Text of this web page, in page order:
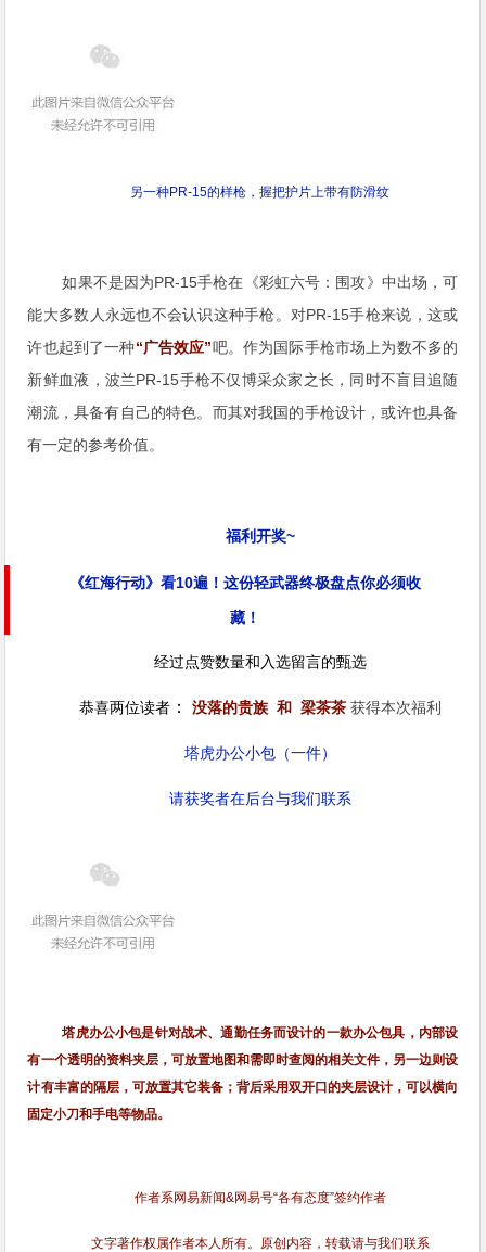
另一种PR-15的样枪，握把护片上带有防滑纹
如果不是因为PR-15手枪在《彩虹六号：围攻》中出场，可
能大多数人永远也不会认识这种手枪。对PR-15手枪来说，这或
许也起到了一种“广告效应”吧。作为国际手枪市场上为数不多的
新鲜血液，波兰PR-15手枪不仅博采众家之长，同时不盲目追随
潮流，具备有自己的特色。而其对我国的手枪设计，或许也具备
有一定的参考价值。
福利开奖~
《红海行动》看10遍！这份轻武器终极盘点你必须收
藏！
经过点赞数量和入选留言的甄选
恭喜两位读者： 没落的贵族 和 梁茶茶 获得本次福利
塔虎办公小包（一件）
请获奖者在后台与我们联系
塔虎办公小包是针对战术、通勤任务而设计的一款办公包具，内部设
有一个透明的资料夹层，可放置地图和需即时查阅的相关文件，另一边则设
计有丰富的隔层，可放置其它装备；背后采用双开口的夹层设计，可以横向
固定小刀和手电等物品。
作者系网易新闻&网易号“各有态度”签约作者
文字著作权属作者本人所有。原创内容，转载请与我们联系